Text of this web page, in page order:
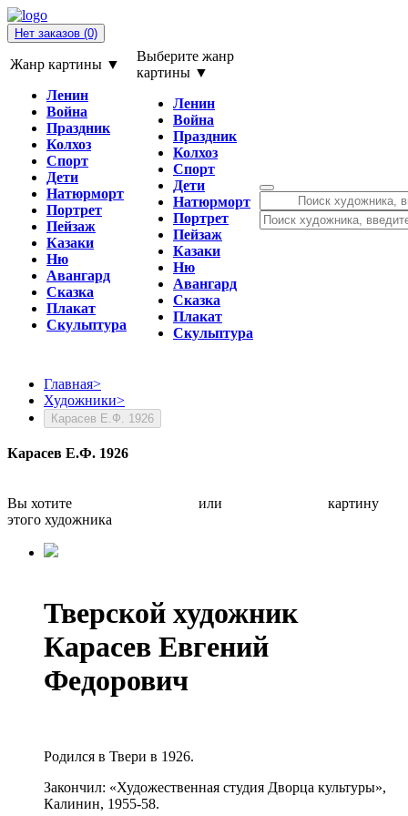
Нет заказов (0)
Жанр картины ▼
Ленин
Война
Праздник
Колхоз
Спорт
Дети
Натюрморт
Портрет
Пейзаж
Казаки
Ню
Авангард
Сказка
Плакат
Скульптура
Выберите жанр
картины ▼
Ленин
Война
Праздник
Колхоз
Спорт
Дети
Натюрморт
Портрет
Пейзаж
Казаки
Ню
Авангард
Сказка
Плакат
Скульптура
Главная>
Художники>
Карасев Е.Ф. 1926
Карасев Е.Ф. 1926
Вы хотите или
картину
этого художника
Тверской художник
Карасев Евгений
Федорович
Родился в Твери в 1926.
Закончил: «Художественная студия Дворца культуры»,
Калинин, 1955-58.